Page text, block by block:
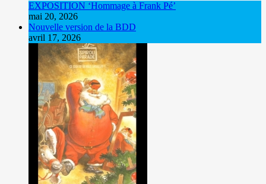
EXPOSITION ‘Hommage à Frank Pé’
mai 20, 2026
Nouvelle version de la BDD
avril 17, 2026